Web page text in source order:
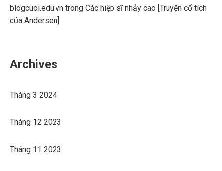
blogcuoi.edu.vn trong Các hiệp sĩ nhảy cao [Truyện cổ tích
của Andersen]
Archives
Tháng 3 2024
Tháng 12 2023
Tháng 11 2023